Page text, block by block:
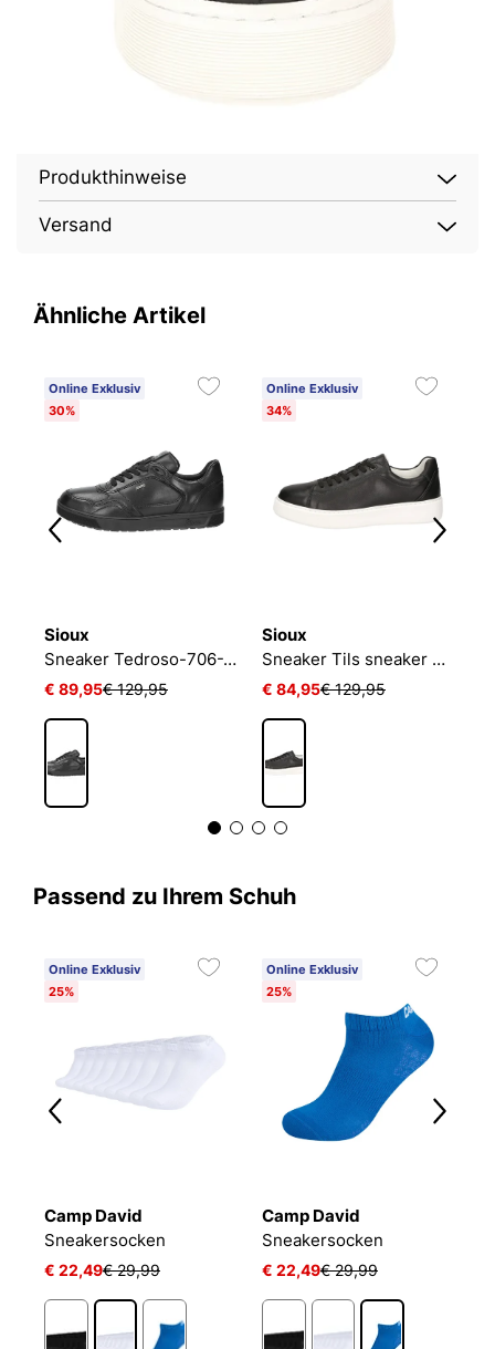
Produkthinweise
Versand
Ähnliche Artikel
Online Exklusiv
30%
Sioux
Sneaker Tedroso-706-TEX
€ 89,95€ 129,95
Online Exklusiv
34%
Sioux
Sneaker Tils sneaker 003
€ 84,95€ 129,95
Passend zu Ihrem Schuh
Online Exklusiv
25%
Camp David
Sneakersocken
€ 22,49€ 29,99
Online Exklusiv
25%
Camp David
Sneakersocken
€ 22,49€ 29,99